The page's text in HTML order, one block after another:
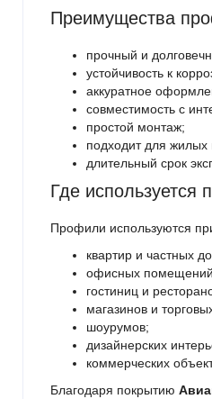
Преимущества
прочный и
устойчивость к
аккуратное
совместимость с
простой монтаж;
подходит для
длительный срок
Где используется
Профили используются
квартир и частных
офисных
гостиниц и
магазинов и
шоурумов;
дизайнерских
коммерческих
Благодаря покрытию